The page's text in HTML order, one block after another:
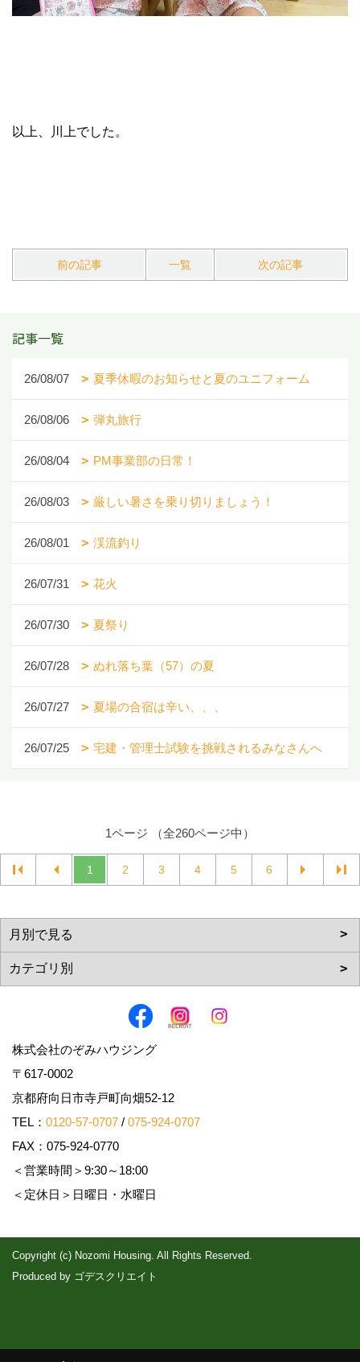
以上、川上でした。
前の記事 一覧 次の記事
記事一覧
26/08/07 夏季休暇のお知らせと夏のユニフォーム
26/08/06 弾丸旅行
26/08/04 PM事業部の日常！
26/08/03 厳しい暑さを乗り切りましょう！
26/08/01 渓流釣り
26/07/31 花火
26/07/30 夏祭り
26/07/28 ぬれ落ち葉（57）の夏
26/07/27 夏場の合宿は辛い、、、
26/07/25 宅建・管理士試験を挑戦されるみなさんへ
1ページ （全260ページ中）
1 2 3 4 5 6
株式会社のぞみハウジング
〒617-0002
京都府向日市寺戸町向畑52-12
TEL： 0120-57-0707 / 075-924-0707
FAX：075-924-0770
＜営業時間＞9:30～18:00
＜定休日＞日曜日・水曜日
Copyright (c) Nozomi Housing. All Rights Reserved.
Produced by ゴデスクリエイト